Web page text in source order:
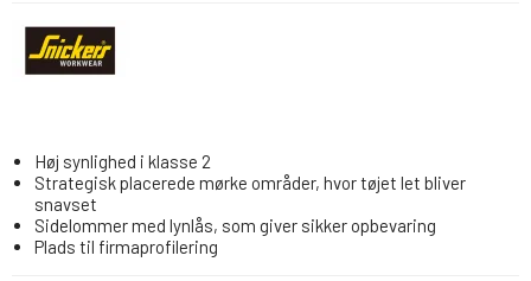
Høj synlighed i klasse 2
Strategisk placerede mørke områder, hvor tøjet let bliver
snavset
Sidelommer med lynlås, som giver sikker opbevaring
Plads til firmaprofilering